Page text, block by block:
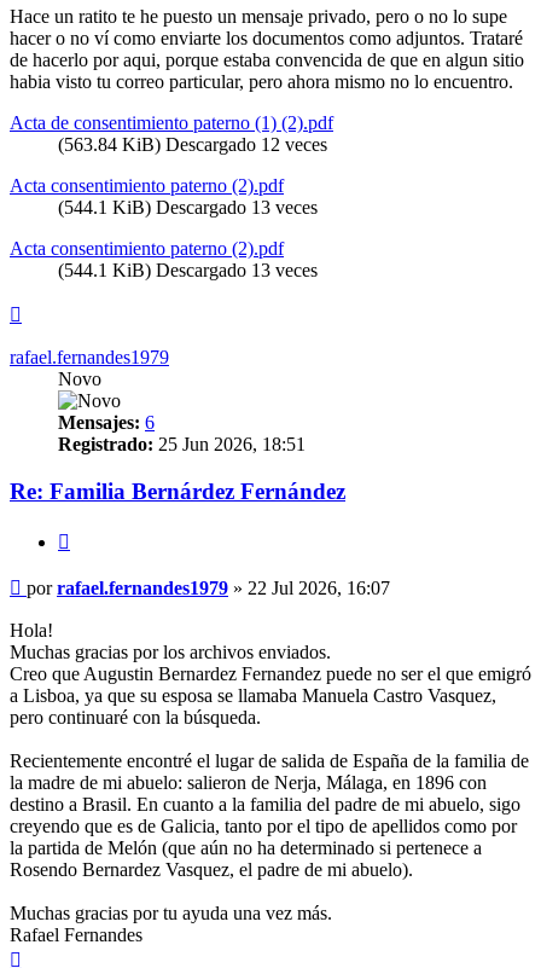
Hace un ratito te he puesto un mensaje privado, pero o no lo supe
hacer o no ví como enviarte los documentos como adjuntos. Trataré
de hacerlo por aqui, porque estaba convencida de que en algun sitio
habia visto tu correo particular, pero ahora mismo no lo encuentro.
Acta de consentimiento paterno (1) (2).pdf
(563.84 KiB) Descargado 12 veces
Acta consentimiento paterno (2).pdf
(544.1 KiB) Descargado 13 veces
Acta consentimiento paterno (2).pdf
(544.1 KiB) Descargado 13 veces
rafael.fernandes1979
Novo
Mensajes: 6
Registrado: 25 Jun 2026, 18:51
Re: Familia Bernárdez Fernández
Mensaje
porrafael.fernandes1979 » 22 Jul 2026, 16:07
Hola!
Muchas gracias por los archivos enviados.
Creo que Augustin Bernardez Fernandez puede no ser el que emigró
a Lisboa, ya que su esposa se llamaba Manuela Castro Vasquez,
pero continuaré con la búsqueda.
Recientemente encontré el lugar de salida de España de la familia de
la madre de mi abuelo: salieron de Nerja, Málaga, en 1896 con
destino a Brasil. En cuanto a la familia del padre de mi abuelo, sigo
creyendo que es de Galicia, tanto por el tipo de apellidos como por
la partida de Melón (que aún no ha determinado si pertenece a
Rosendo Bernardez Vasquez, el padre de mi abuelo).
Muchas gracias por tu ayuda una vez más.
Rafael Fernandes